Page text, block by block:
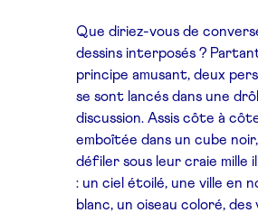
Que diriez-vous de
dessins interposés ?
principe amusant, deux
se sont lancés dans une
discussion. Assis côte à
emboîtée dans un cube
défiler sous leur craie mille
: un ciel étoilé, une ville en
blanc, un oiseau coloré, des